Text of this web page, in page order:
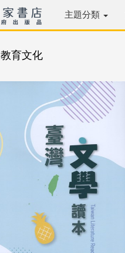
主題分類
教育文化